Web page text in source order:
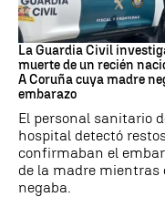
Recién Nacido
La Guardia Civil
muerte de un recién
A Coruña cuya madre
embarazo
El personal sanitario
hospital detectó
confirmaban el
de la madre mientras
negaba.